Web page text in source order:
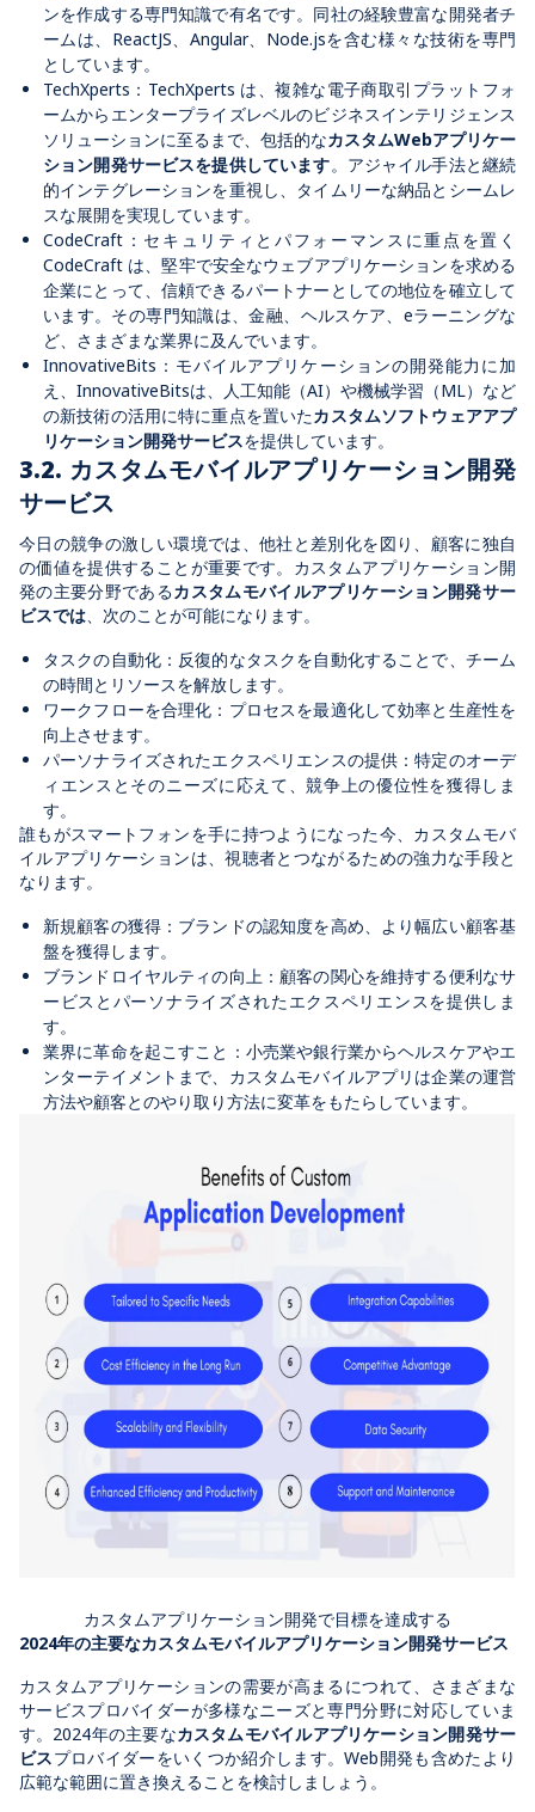
ンを作成する専門知識で有名です。同社の経験豊富な開発者チ
ームは、ReactJS、Angular、Node.jsを含む様々な技術を専門
としています。
TechXperts：TechXperts は、複雑な電子商取引プラットフォ
ームからエンタープライズレベルのビジネスインテリジェンス
ソリューションに至るまで、包括的なカスタムWebアプリケー
ション開発サービスを提供しています。アジャイル手法と継続
的インテグレーションを重視し、タイムリーな納品とシームレ
スな展開を実現しています。
CodeCraft：セキュリティとパフォーマンスに重点を置く
CodeCraft は、堅牢で安全なウェブアプリケーションを求める
企業にとって、信頼できるパートナーとしての地位を確立して
います。その専門知識は、金融、ヘルスケア、eラーニングな
ど、さまざまな業界に及んでいます。
InnovativeBits：モバイルアプリケーションの開発能力に加
え、InnovativeBitsは、人工知能（AI）や機械学習（ML）など
の新技術の活用に特に重点を置いたカスタムソフトウェアアプ
リケーション開発サービスを提供しています。
3.2. カスタムモバイルアプリケーション開発
サービス
今日の競争の激しい環境では、他社と差別化を図り、顧客に独自
の価値を提供することが重要です。カスタムアプリケーション開
発の主要分野であるカスタムモバイルアプリケーション開発サー
ビスでは 、次のことが可能になります。
タスクの自動化：反復的なタスクを自動化することで、チーム
の時間とリソースを解放します。
ワークフローを合理化：プロセスを最適化して効率と生産性を
向上させます。
パーソナライズされたエクスペリエンスの提供：特定のオーデ
ィエンスとそのニーズに応えて、競争上の優位性を獲得しま
す。
誰もがスマートフォンを手に持つようになった今、カスタムモバ
イルアプリケーションは、視聴者とつながるための強力な手段と
なります。
新規顧客の獲得：ブランドの認知度を高め、より幅広い顧客基
盤を獲得します。
ブランドロイヤルティの向上：顧客の関心を維持する便利なサ
ービスとパーソナライズされたエクスペリエンスを提供しま
す。
業界に革命を起こすこと：小売業や銀行業からヘルスケアやエ
ンターテイメントまで、カスタムモバイルアプリは企業の運営
方法や顧客とのやり取り方法に変革をもたらしています。
カスタムアプリケーション開発で目標を達成する
2024年の主要なカスタムモバイルアプリケーション開発サービス
カスタムアプリケーションの需要が高まるにつれて、さまざまな
サービスプロバイダーが多様なニーズと専門分野に対応していま
す。2024年の主要なカスタムモバイルアプリケーション開発サー
ビスプロバイダーをいくつか紹介します。Web開発も含めたより
広範な範囲に置き換えることを検討しましょう。